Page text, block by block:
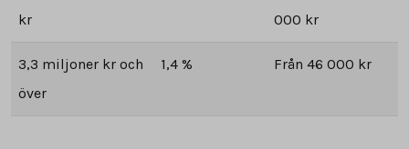
kr
000 kr
3,3 miljoner kr och
över
1,4 % Från 46 000 kr